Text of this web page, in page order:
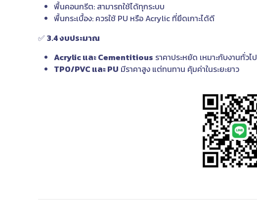
พื้นคอนกรีต: สามารถใช้ได้ทุกระบบ
พื้นกระเบื้อง: ควรใช้ PU หรือ Acrylic ที่ยึดเกาะได้ดี
✅ 3.4 งบประมาณ
Acrylic และ Cementitious ราคาประหยัด เหมาะกับงานทั่วไป
TPO/PVC และ PU มีราคาสูง แต่ทนทาน คุ้มค่าในระยะยาว